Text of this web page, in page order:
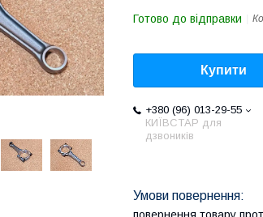
Готово до відправки
Купити
+380 (96) 013-29-55
КИЇВСТАР для
дзвоників
повернення товару